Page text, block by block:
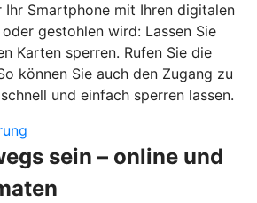
Ihr Smartphone mit Ihren digitalen
gestohlen wird: Lassen Sie
Karten sperren. Rufen Sie die
können Sie auch den Zugang zu
und einfach sperren lassen.
sein – online und